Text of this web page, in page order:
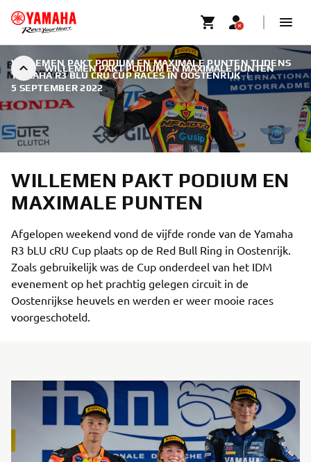
WILLEMEN PAKT PODIUM EN MAXIMALE PUNTEN
WILLEMEN PAKT PODIUM EN MAXIMALE PUNTEN TIJDENS
YAMAHA R3 BLU CRU CUP RACES IN OOSTENRIJK |
5 SEPTEMBER 2022
WILLEMEN PAKT PODIUM EN
MAXIMALE PUNTEN
Afgelopen weekend vond de vijfde ronde van de Yamaha
R3 bLU cRU Cup plaats op de Red Bull Ring in Oostenrijk.
Zoals gebruikelijk was de Cup onderdeel van het IDM
evenement op het prachtig gelegen circuit in de
Oostenrijkse heuvels en werden er weer mooie races
voorgeschoteld.